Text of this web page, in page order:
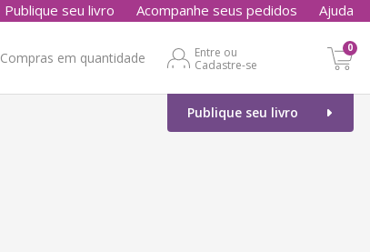
Publique seu livro Acompanhe seus pedidos Ajuda
Compras em quantidade
Entre ou
Cadastre-se
0
Publique seu livro